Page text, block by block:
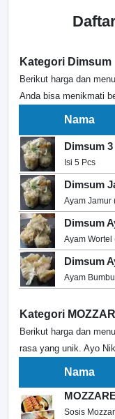
Kategori Dimsum
Berikut harga dan
Anda bisa menikmati
Nama
Dimsum 3
Isi 5 Pcs
Dimsum
Ayam Jamur
Dimsum
Ayam Wortel
Dimsum
Ayam
Kategori
Berikut harga dan
rasa yang unik. Ayo
Nama
Sosis